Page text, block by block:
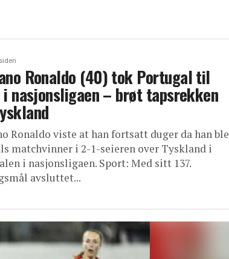
Ronaldo (40) tok Portugal til
nasjonsligaen – brøt tapsrekken
Ronaldo viste at han fortsatt duger da han ble
matchvinner i 2-1-seieren over Tyskland i
i nasjonsligaen. Sport: Med sitt 137.
avsluttet...